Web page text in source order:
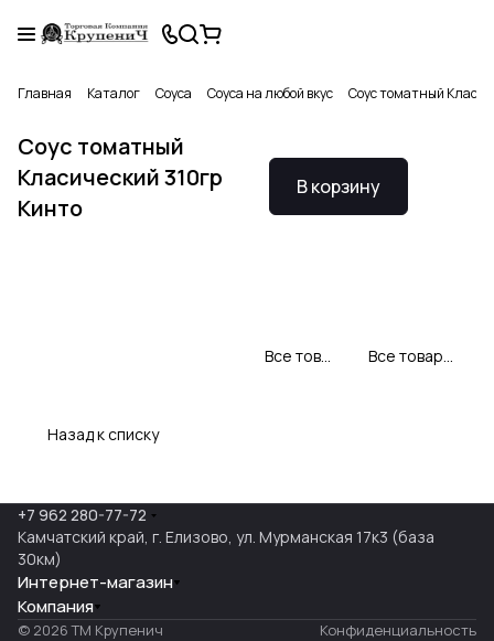
Главная Каталог Соуса Соуса на любой вкус Соус томатный
Соус томатный
Класический 310гр
Кинто
В корзину
Все товары Кинто Все товары категории
Назад к списку
+7 962 280-77-72
Камчатский край, г. Елизово, ул. Мурманская 17к3 (база
30км)
Интернет-магазин
Компания
© 2026 ТМ Крупенич
Конфиденциальность